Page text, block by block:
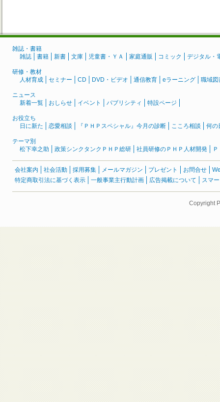
雑誌・書籍
雑誌
書籍 新書 文庫 児童書・ＹＡ 家庭通販 コミック デジタル・
研修・教材
人材育成
セミナー CD DVD・ビデオ 通信教育 eラーニング 職域図
ニュース
新着一覧
おしらせ イベント パブリシティ 特設ページ
お役立ち
日に新た
恋愛相談 『ＰＨＰスペシャル』今月の診断 こころ相談 何の
テーマ別
松下幸之助
政策シンクタンクＰＨＰ総研 社員研修のＰＨＰ人材開発
会社案内 社会活動 採用募集 メールマガジン プレゼント お問合せ
特定商取引法に基づく表示
一般事業主行動計画 広告掲載について スマ
Copyright